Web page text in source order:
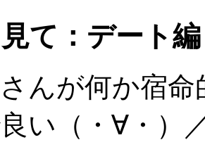
て：デート編
んが何か宿
い（・∀・）